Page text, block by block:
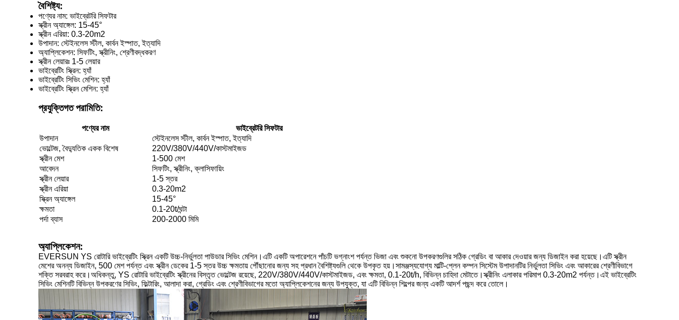
বৈশিষ্ট্য:
পণ্যের নাম: ভাইব্রেটরি সিফটার
স্ক্রীন অ্যাঙ্গেল: 15-45°
স্ক্রীন এরিয়া: 0.3-20m2
উপাদান: স্টেইনলেস স্টীল, কার্বন ইস্পাত, ইত্যাদি
অ্যাপ্লিকেশন: সিফটিং, স্ক্রীনিং, শ্রেণীবদ্ধকরণ
স্ক্রীন লেয়ারঃ 1-5 লেয়ার
ভাইব্রেটিং স্ক্রিন: হ্যাঁ
ভাইব্রেটিং সিভিং মেশিন: হ্যাঁ
ভাইব্রেটিং স্ক্রিন মেশিন: হ্যাঁ
প্রযুক্তিগত পরামিতি:
পণ্যের নাম
ভাইব্রেটরি সিফটার
উপাদান
স্টেইনলেস স্টীল, কার্বন ইস্পাত, ইত্যাদি
ভোল্টেজ, বৈদ্যুতিক একক বিশেষ
220V/380V/440V/কাস্টমাইজড
স্ক্রীন মেশ
1-500 মেশ
আবেদন
সিফটিং, স্ক্রীনিং, ক্লাসিফায়িং
স্ক্রীন লেয়ার
1-5 স্তর
স্ক্রীন এরিয়া
0.3-20m2
স্ক্রিন অ্যাঙ্গেল
15-45°
ক্ষমতা
0.1-20t/ঘন্টা
পর্দা ব্যাস
200-2000 মিমি
অ্যাপ্লিকেশন:
EVERSUN YS রোটারি ভাইব্রেটিং স্ক্রিন একটি উচ্চ-নির্ভুলতা পাউডার সিভিং মেশিন।এটি একটি অপারেশনে পাঁচটি ভগ্নাংশ পর্যন্ত ভিজা এবং শুকনো উপকরণগুলির সঠিক গ্রেডিং বা আকার দেওয়ার জন্য ডিজাইন করা হয়েছে।এটি স্ক্রীন
মেশের অনন্য ডিজাইন, 500 মেশ পর্যন্ত এবং স্ক্রীন ডেকের 1-5 স্তর উচ্চ ক্ষমতায় পৌঁছানোর জন্য সহ প্রধান বৈশিষ্ট্যগুলি থেকে উপকৃত হয়।সামঞ্জস্যযোগ্য মাল্টি-প্লেন কম্পন সিস্টেম উপাদানটির নির্ভুলতা সিভিং এবং আকারের শ্রেণীবিভাগে
শক্তি সরবরাহ করে।অধিকন্তু, YS রোটারি ভাইব্রেটিং স্ক্রীনের বিস্তৃত ভোল্টেজ রয়েছে, 220V/380V/440V/কাস্টমাইজড, এবং ক্ষমতা, 0.1-20t/h, বিভিন্ন চাহিদা মেটাতে।স্ক্রীনিং এলাকার পরিমাপ 0.3-20m2 পর্যন্ত।এই ভাইব্রেটিং
সিভিং মেশিনটি বিভিন্ন উপকরণের সিভিং, ফিল্টারিং, আলাদা করা, গ্রেডিং এবং শ্রেণীবিভাগের মতো অ্যাপ্লিকেশনের জন্য উপযুক্ত, যা এটি বিভিন্ন শিল্পের জন্য একটি আদর্শ পছন্দ করে তোলে।